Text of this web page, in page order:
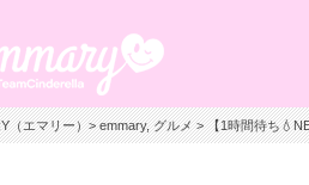
（エマリー）>emmary,グルメ> 【1時間待ち